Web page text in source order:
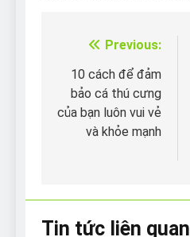
Điều
hướng
bài
viết
Previous:
10 cách để đảm
bảo cá thú cưng
của bạn luôn vui vẻ
và khỏe mạnh
Tin tức liên quan